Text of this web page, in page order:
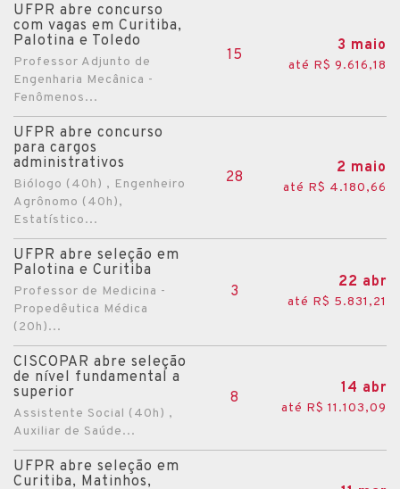
UFPR abre concurso
com vagas em Curitiba,
Palotina e Toledo
Professor Adjunto de
Engenharia Mecânica -
Fenômenos...
15
3 maio
até R$ 9.616,18
UFPR abre concurso
para cargos
administrativos
Biólogo (40h) , Engenheiro
Agrônomo (40h),
Estatístico...
28
2 maio
até R$ 4.180,66
UFPR abre seleção em
Palotina e Curitiba
Professor de Medicina -
Propedêutica Médica
(20h)...
3
22 abr
até R$ 5.831,21
CISCOPAR abre seleção
de nível fundamental a
superior
Assistente Social (40h) ,
Auxiliar de Saúde...
8
14 abr
até R$ 11.103,09
UFPR abre seleção em
Curitiba, Matinhos,